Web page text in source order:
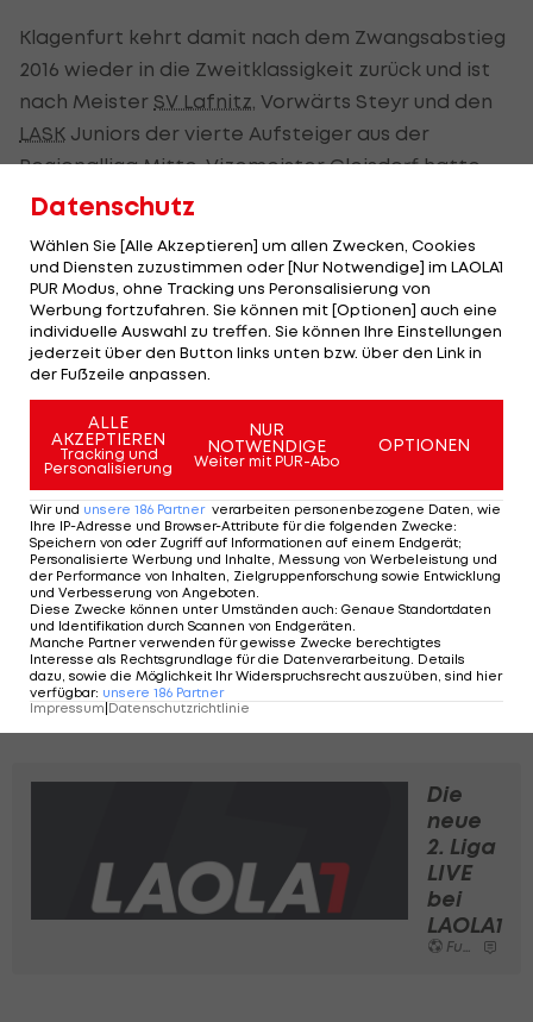
Klagenfurt kehrt damit nach dem Zwangsabstieg
2016 wieder in die Zweitklassigkeit zurück und ist
nach Meister SV Lafnitz , Vorwärts Steyr und den
LASK Juniors der vierte Aufsteiger aus der
Regionalliga Mitte. Vizemeister Gleisdorf hatte
nicht um eine Zulassung für die
LAOLA1 on Air - der Sport-Podcast: Das
Experiment 2. Liga
In der 7. Ausgabe widmen wir uns den
Sechzehner-Liga in der zweiten Leistungsstufe. Es
diskutieren u.a. Ferdinand Feldhofer (Lafnitz),
Alfred Hörtnagl (Wacker Innsbruck) und ein
Vertreter des GAK:
Die
neue
2. Liga
LIVE
bei
LAOLA1
Fußball
Datenschutz
Wählen Sie [Alle Akzeptieren] um allen Zwecken, Cookies
und Diensten zuzustimmen oder [Nur Notwendige] im LAOLA1
PUR Modus, ohne Tracking uns Peronsalisierung von
Werbung fortzufahren. Sie können mit [Optionen] auch eine
individuelle Auswahl zu treffen. Sie können Ihre Einstellungen
jederzeit über den Button links unten bzw. über den Link in
der Fußzeile anpassen.
ALLE
AKZEPTIEREN
Tracking und
Personalisierung
NUR
NOTWENDIGE
Weiter mit PUR-Abo
OPTIONEN
Wir und unsere 186 Partner verarbeiten personenbezogene Daten, wie
Ihre IP-Adresse und Browser-Attribute für die folgenden Zwecke:
Speichern von oder Zugriff auf Informationen auf einem Endgerät;
Personalisierte Werbung und Inhalte, Messung von Werbeleistung und
der Performance von Inhalten, Zielgruppenforschung sowie Entwicklung
und Verbesserung von Angeboten.
Diese Zwecke können unter Umständen auch: Genaue Standortdaten
und Identifikation durch Scannen von Endgeräten.
Manche Partner verwenden für gewisse Zwecke berechtigtes
Interesse als Rechtsgrundlage für die Datenverarbeitung. Details
dazu, sowie die Möglichkeit Ihr Widerspruchsrecht auszuüben, sind hier
verfügbar: unsere 186 Partner
Impressum Datenschutzrichtlinie